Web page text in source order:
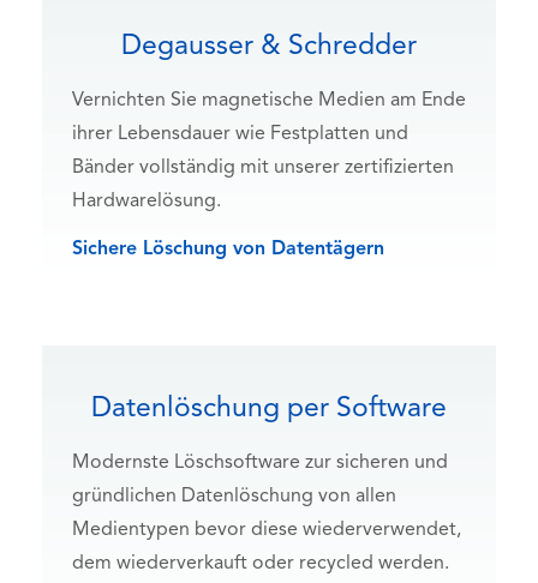
Degausser & Schredder
Vernichten Sie magnetische Medien am Ende
ihrer Lebensdauer wie Festplatten und
Bänder vollständig mit unserer zertifizierten
Hardwarelösung.
Sichere Löschung von Datentägern
Datenlöschung per Software
Modernste Löschsoftware zur sicheren und
gründlichen Datenlöschung von allen
Medientypen bevor diese wiederverwendet,
dem wiederverkauft oder recycled werden.